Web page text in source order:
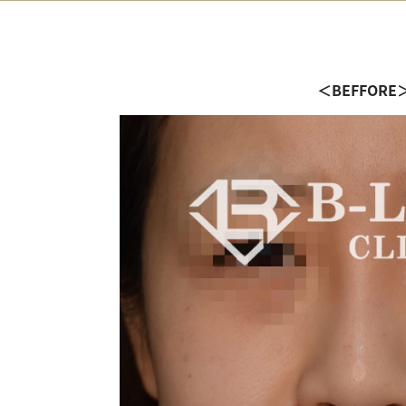
＜BEFFORE